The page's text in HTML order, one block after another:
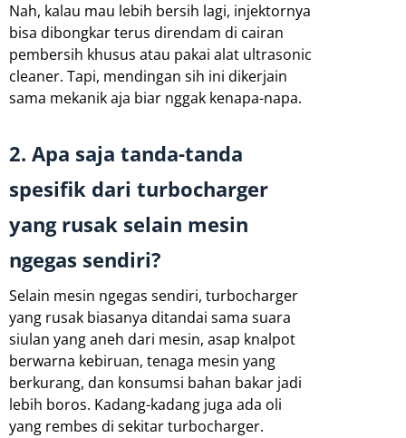
Nah, kalau mau lebih bersih lagi, injektornya
bisa dibongkar terus direndam di cairan
pembersih khusus atau pakai alat ultrasonic
cleaner. Tapi, mendingan sih ini dikerjain
sama mekanik aja biar nggak kenapa-napa.
2. Apa saja tanda-tanda
spesifik dari turbocharger
yang rusak selain mesin
ngegas sendiri?
Selain mesin ngegas sendiri, turbocharger
yang rusak biasanya ditandai sama suara
siulan yang aneh dari mesin, asap knalpot
berwarna kebiruan, tenaga mesin yang
berkurang, dan konsumsi bahan bakar jadi
lebih boros. Kadang-kadang juga ada oli
yang rembes di sekitar turbocharger.